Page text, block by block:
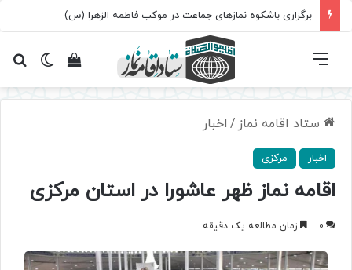
برگزاری باشکوه نمازهای جماعت در موکب فاطمه الزهرا (س)
تغییرمشاهده فهرست
ستاد اقامه نماز / اخبار
اخبار مرکزی
اقامه نماز ظهر عاشورا در استان مرکزی
0 زمان مطالعه یک دقیقه